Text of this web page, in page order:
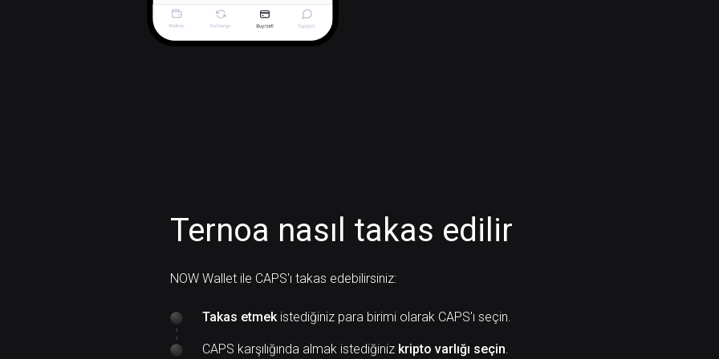
Ternoa nasıl takas edilir
NOW Wallet ile CAPS'ı takas edebilirsiniz:
Takas etmekistediğiniz para birimi olarak CAPS'ı seçin.
CAPS karşılığında almak istediğiniz kripto varlığı seçin.